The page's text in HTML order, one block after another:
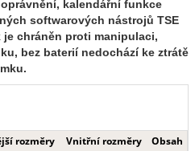
kalendářní funkce
softwarových nástrojů TSE
je chráněn proti manipulaci,
bez baterií nedochází ke ztrátě
rozměry Vnitřní rozměry Obsah